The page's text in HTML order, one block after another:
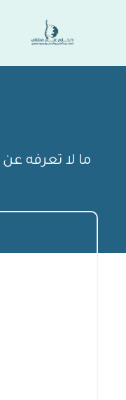
content
ما لا تعرفه